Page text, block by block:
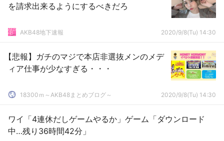
を請求出来るようにするべきだろ
AKB48地下速報 2020/9/8(Tu) 14:30
【悲報】ガチのマジで本店非選抜メンのメデ
ィア仕事が少なすぎる・・・
18300ｍ～AKB48まとめブログ～ 2020/9/8(Tu) 14:30
ワイ「4連休だしゲームやるか」ゲーム「ダウンロード
中…残り36時間42分」